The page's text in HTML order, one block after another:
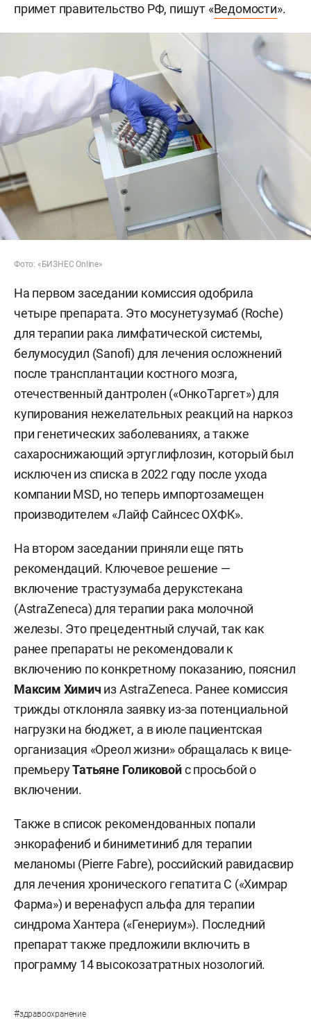
примет правительство РФ, пишут «Ведомости».
Фото: «БИЗНЕС Online»
На первом заседании комиссия одобрила
четыре препарата. Это мосунетузумаб (Roche)
для терапии рака лимфатической системы,
белумосудил (Sanofi) для лечения осложнений
после трансплантации костного мозга,
отечественный дантролен («ОнкоТаргет») для
купирования нежелательных реакций на наркоз
при генетических заболеваниях, а также
сахароснижающий эртуглифлозин, который был
исключен из списка в 2022 году после ухода
компании MSD, но теперь импортозамещен
производителем «Лайф Сайнсес ОХФК».
На втором заседании приняли еще пять
рекомендаций. Ключевое решение —
включение трастузумаба дерукстекана
(AstraZeneca) для терапии рака молочной
железы. Это прецедентный случай, так как
ранее препараты не рекомендовали к
включению по конкретному показанию, пояснил
Максим Химич из AstraZeneca. Ранее комиссия
трижды отклоняла заявку из-за потенциальной
нагрузки на бюджет, а в июле пациентская
организация «Ореол жизни» обращалась к вице-
премьеруТатьяне Голиковойс просьбой о
включении.
Также в список рекомендованных попали
энкорафениб и биниметиниб для терапии
меланомы (Pierre Fabre), российский равидасвир
для лечения хронического гепатита С («Химрар
Фарма») и веренафусп альфа для терапии
синдрома Хантера («Генериум»). Последний
препарат также предложили включить в
программу 14 высокозатратных нозологий.
#здравоохранение